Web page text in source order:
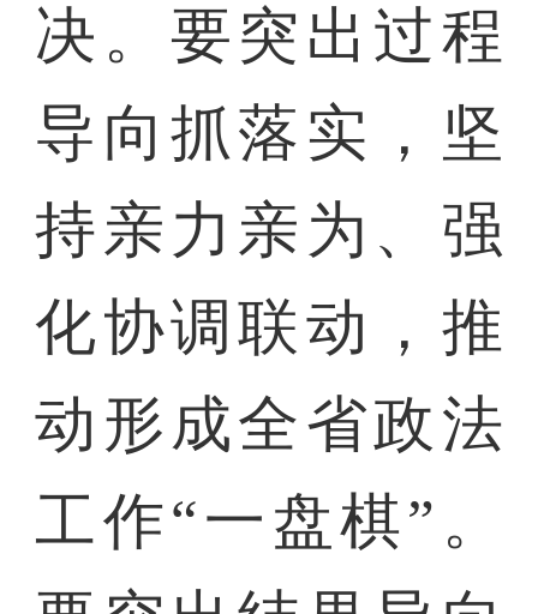
决。要突出过程
导向抓落实，坚
持亲力亲为、强
化协调联动，推
动形成全省政法
工作“一盘棋”。